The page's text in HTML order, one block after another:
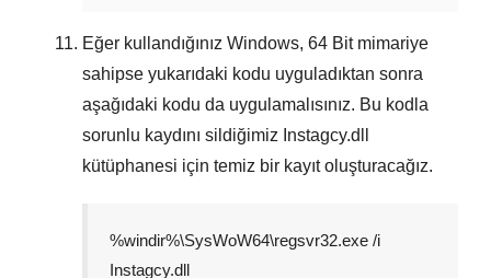
Eğer kullandığınız Windows, 64 Bitmimariye
sahipse yukarıdaki kodu uyguladıktan sonra
aşağıdaki kodu da uygulamalısınız. Bu kodla
sorunlu kaydını sildiğimiz Instagcy.dll
kütüphanesi için temiz bir kayıt oluşturacağız.
%windir%\SysWoW64\regsvr32.exe /i
Instagcy.dll